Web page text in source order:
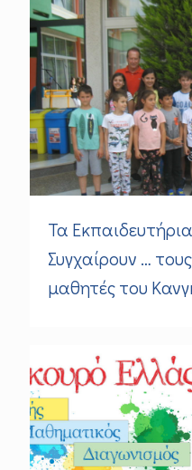
Τα
Συγχαίρουν …
μαθητές του